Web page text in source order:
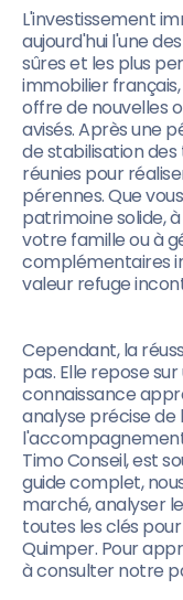
L'investissement
aujourd'hui l'une
sûres et les plus
immobilier
offre de nouvelles
avisés. Après une
de stabilisation
réunies pour
pérennes. Que
patrimoine solide,
votre famille ou à
complémentaires
valeur refuge
Cependant, la
pas. Elle repose
connaissance
analyse précise de
Timo Conseil, est
guide complet,
marché, analyser
toutes les clés
Quimper. Pour
à consulter notre